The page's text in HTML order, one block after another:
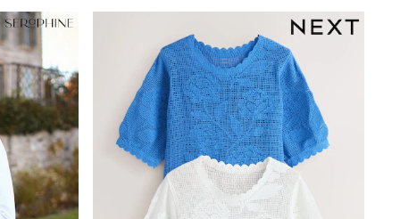
Shop All
Shoes
Coats & Jackets
Bags & Accessories
Shirts
Polo Shirts
Shop all
Shoes
Coats & Jackets
Bags
Polo Shirts
Black